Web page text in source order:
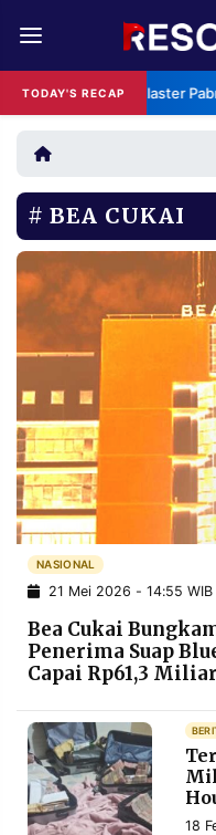
TODAY'S RECAP Klaster
REDAKSI
RESOLUSI
RUBRIKASI
EDITORIAL AKSARA
FINANSIA PERSONA
DAERAH
SPORT
INFORMASI
PRIVACY
POLICY
BERITA
INFORMASI
IKLAN
PENGADUAN TERM
OF
IKUTI
KAMI
BEA CUKAI
NASIONAL
21 Mei 2026 - 14:55 WIB
Bea Cukai
Penerima Suap
Capai Rp61,3 Miliar
18